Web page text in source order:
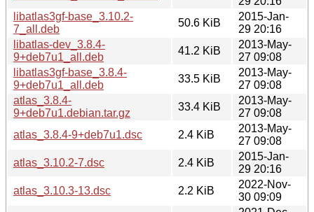
libatlas3gf-base_3.10.2-
7_all.deb
50.6 KiB
2015-Jan-
29 20:16
libatlas-dev_3.8.4-
9+deb7u1_all.deb
41.2 KiB
2013-May-
27 09:08
libatlas3gf-base_3.8.4-
9+deb7u1_all.deb
33.5 KiB
2013-May-
27 09:08
atlas_3.8.4-
9+deb7u1.debian.tar.gz
33.4 KiB
2013-May-
27 09:08
atlas_3.8.4-9+deb7u1.dsc
2.4 KiB
2013-May-
27 09:08
atlas_3.10.2-7.dsc
2.4 KiB
2015-Jan-
29 20:16
atlas_3.10.3-13.dsc
2.2 KiB
2022-Nov-
30 09:09